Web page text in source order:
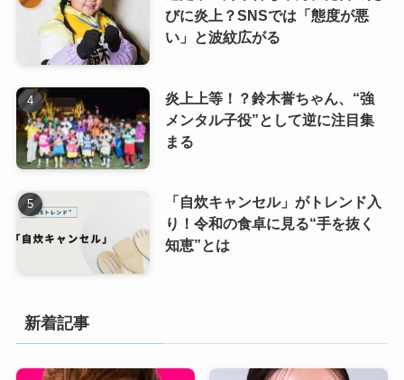
びに炎上？SNSでは「態度が悪
い」と波紋広がる
炎上上等！？鈴木誉ちゃん、“強
メンタル子役”として逆に注目集
まる
「自炊キャンセル」がトレンド入
り！令和の食卓に見る“手を抜く
知恵”とは
新着記事